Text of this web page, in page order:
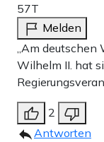
57T
Melden
„Am
Wilhelm II. hat
2
Antworten